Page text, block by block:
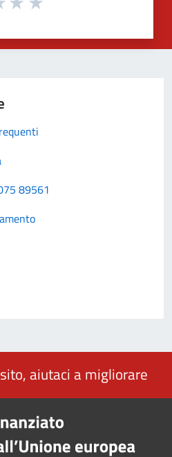
89561
aiutaci a migliorare